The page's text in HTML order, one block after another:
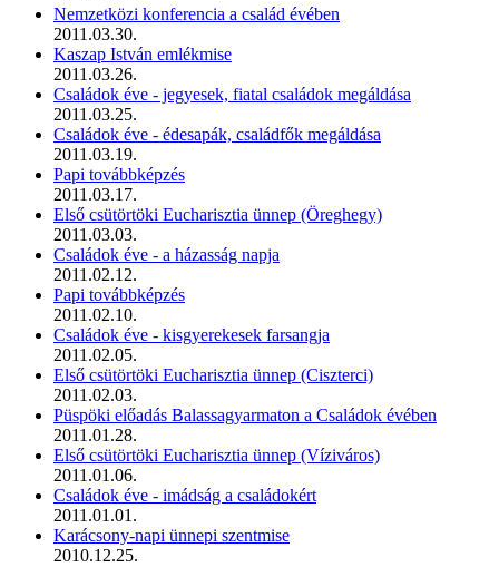
Nemzetközi konferencia a család évében
2011.03.30.
Kaszap István emlékmise
2011.03.26.
Családok éve - jegyesek, fiatal családok megáldása
2011.03.25.
Családok éve - édesapák, családfők megáldása
2011.03.19.
Papi továbbképzés
2011.03.17.
Első csütörtöki Eucharisztia ünnep (Öreghegy)
2011.03.03.
Családok éve - a házasság napja
2011.02.12.
Papi továbbképzés
2011.02.10.
Családok éve - kisgyerekesek farsangja
2011.02.05.
Első csütörtöki Eucharisztia ünnep (Ciszterci)
2011.02.03.
Püspöki előadás Balassagyarmaton a Családok évében
2011.01.28.
Első csütörtöki Eucharisztia ünnep (Víziváros)
2011.01.06.
Családok éve - imádság a családokért
2011.01.01.
Karácsony-napi ünnepi szentmise
2010.12.25.